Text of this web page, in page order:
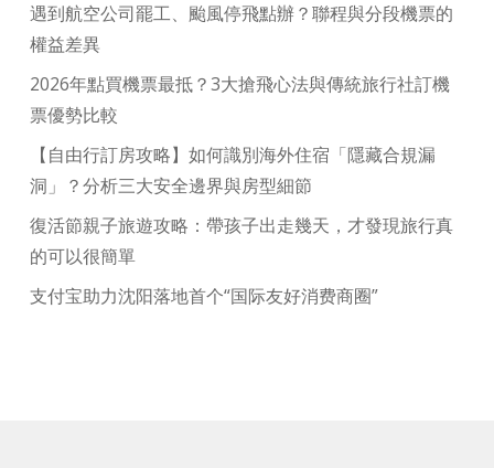
遇到航空公司罷工、颱風停飛點辦？聯程與分段機票的
權益差異
2026年點買機票最抵？3大搶飛心法與傳統旅行社訂機
票優勢比較
【自由行訂房攻略】如何識別海外住宿「隱藏合規漏
洞」？分析三大安全邊界與房型細節
復活節親子旅遊攻略：帶孩子出走幾天，才發現旅行真
的可以很簡單
支付宝助力沈阳落地首个“国际友好消费商圈”